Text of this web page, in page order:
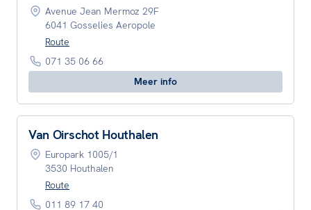
Avenue Jean Mermoz 29F
6041 Gosselies Aeropole
Route
071 35 06 66
Meer info
Van Oirschot Houthalen
Europark 1005/1
3530 Houthalen
Route
011 89 17 40